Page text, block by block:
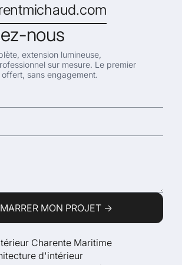
nous
extension lumineuse,
sur mesure. Le premier
sans engagement.
Charente Maritime
d'intérieur